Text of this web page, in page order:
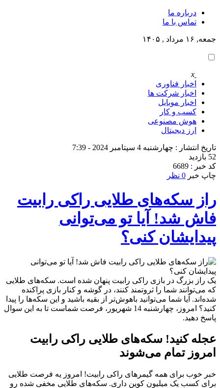
درباره ما
تماس با ما
جمعه, ۱۶ مرداد , ۱۴۰۵
x
اخبار فناوری
اخبار شرکت ها
اخبار موبایل
کسب و کار
هوش مصنوعی
ارز دیجیتال
تاریخ انتشار : چهارشنبه 4 سپتامبر 2024 - 7:39
52 بازدید
کد خبر : 6689
چاپ خبر 0 نظر
راز سکه‌های طلایی راکی رابیت
فاش شد! آیا تو می‌توانی
پیدایشان کنی؟
یک راز بزرگ در بازی راکی رابیت پنهان شده است. سکه‌های طلایی
که می‌توانند شما را ثروتمند کنند، در گوشه و کنار بازی پراکنده
شده‌اند. آیا شما می‌توانید باهوش‌تر از بقیه باشید و این سکه‌ها را پیدا
کنید؟ امروز، چهارشنبه 14 شهریور، فرصت شماست تا به این سوال
پاسخ دهید.
عجله کنید! سکه‌های طلایی راکی رابیت
امروز تمام می‌شوند
خبر خوب برای همه گیمرهای راکی رابیت! امروز یه فرصت طلایی
برای کسب یک میلیون کوین داری. سکه‌های طلایی مخفی شده رو